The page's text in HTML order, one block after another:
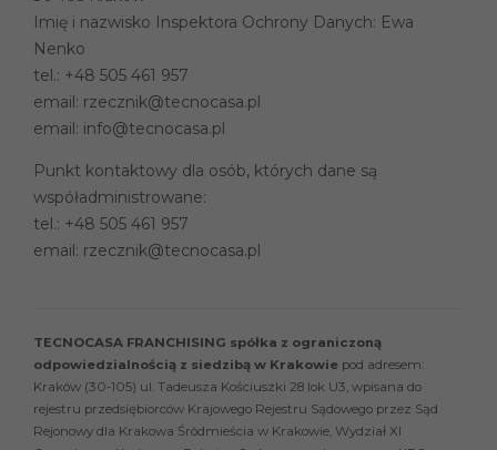
Imię i nazwisko Inspektora Ochrony Danych: Ewa
Nenko
tel.: +48 505 461 957
email: rzecznik@tecnocasa.pl
email: info@tecnocasa.pl
Punkt kontaktowy dla osób, których dane są
współadministrowane:
tel.: +48 505 461 957
email: rzecznik@tecnocasa.pl
TECNOCASA FRANCHISING spółka z ograniczoną
odpowiedzialnością z siedzibą w Krakowie pod adresem:
Kraków (30-105) ul. Tadeusza Kościuszki 28 lok U3, wpisana do
rejestru przedsiębiorców Krajowego Rejestru Sądowego przez Sąd
Rejonowy dla Krakowa Śródmieścia w Krakowie, Wydział XI